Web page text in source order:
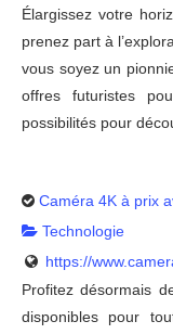
Élargissez votre
prenez part à
vous soyez un
offres futuristes
possibilités pour
Caméra 4K à prix
Technologie
https://
Profitez désormais
disponibles pour